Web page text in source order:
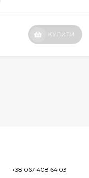
КУПИТИ
+38 067 408 64 03